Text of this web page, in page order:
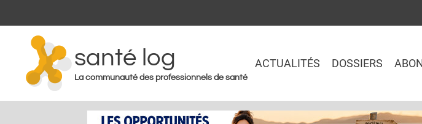
santé log
La communauté des professionnels de santé
ACTUALITÉS DOSSIERS